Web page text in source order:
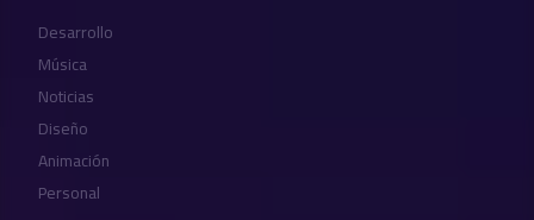
Desarrollo
Música
Noticias
Diseño
Animación
Personal